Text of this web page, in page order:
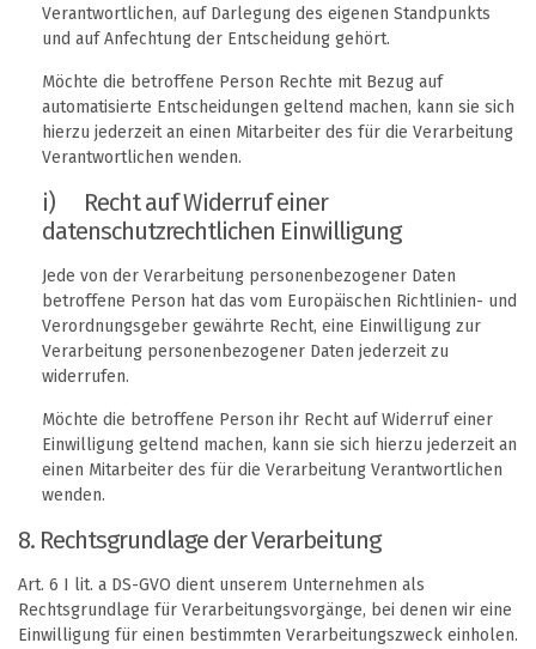
Verantwortlichen, auf Darlegung des eigenen Standpunkts
und auf Anfechtung der Entscheidung gehört.
Möchte die betroffene Person Rechte mit Bezug auf
automatisierte Entscheidungen geltend machen, kann sie sich
hierzu jederzeit an einen Mitarbeiter des für die Verarbeitung
Verantwortlichen wenden.
i) Recht auf Widerruf einer
datenschutzrechtlichen Einwilligung
Jede von der Verarbeitung personenbezogener Daten
betroffene Person hat das vom Europäischen Richtlinien- und
Verordnungsgeber gewährte Recht, eine Einwilligung zur
Verarbeitung personenbezogener Daten jederzeit zu
widerrufen.
Möchte die betroffene Person ihr Recht auf Widerruf einer
Einwilligung geltend machen, kann sie sich hierzu jederzeit an
einen Mitarbeiter des für die Verarbeitung Verantwortlichen
wenden.
8. Rechtsgrundlage der Verarbeitung
Art. 6 I lit. a DS-GVO dient unserem Unternehmen als
Rechtsgrundlage für Verarbeitungsvorgänge, bei denen wir eine
Einwilligung für einen bestimmten Verarbeitungszweck einholen.